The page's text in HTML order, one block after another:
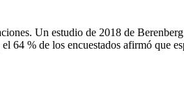
Un estudio de 2018 de
% de los encuestados afirmó que